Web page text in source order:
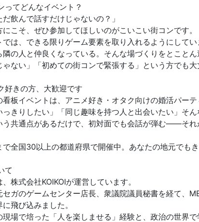
てどんなイベント？
だ飲んで話すだけじゃないの？」
こそ、ぜひ参加してほしいのがこいこい街コンです。
では、できる限りゲーム要素を取り入れるようにし
の人と仲良くなっている。そんな場づくりをとことん
ゃない」「初めての街コンで緊張する」という方で
好きの方、大歓迎です
板イベントは、アニメ好き・オタク向けの婚活パーテ
っきりしたい」「同じ趣味を持つ人と出会いたい」そ
う共通点があるだけで、初対面でも会話が弾む——そ
全国30以上の都道府県で開催中。あなたの地元でもき
て
株式会社KOIKOIが運営しています。
ガのゲームセンター店長、衆議院議員秘書を経て、
飛び込みました。
場で培った「人を楽しませる」経験と、政治の世界